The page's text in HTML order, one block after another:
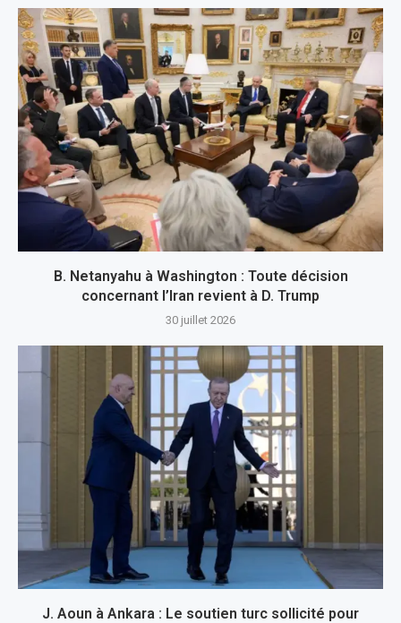
B. Netanyahu à Washington : Toute décision
concernant l’Iran revient à D. Trump
30 juillet 2026
J. Aoun à Ankara : Le soutien turc sollicité pour